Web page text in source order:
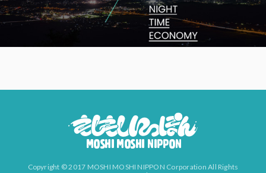
Copyright © 2017 MOSHI MOSHI NIPPON Corporation All Rights